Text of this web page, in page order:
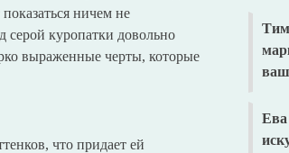
ничем не
серой куропатки довольно
выраженные черты, которые
что придает ей
Ева